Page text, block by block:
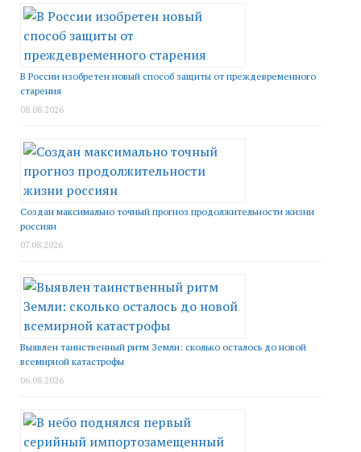
В России изобретен новый способ защиты от преждевременного
старения
08.08.2026
Создан максимально точный прогноз продолжительности жизни
россиян
07.08.2026
Выявлен таинственный ритм Земли: сколько осталось до новой
всемирной катастрофы
06.08.2026